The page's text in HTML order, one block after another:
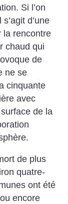
Si l’on
d’une
la rencontre
chaud qui
de
ne se
cinquante
avec
de la
de plus
quatre-
ont été
encore